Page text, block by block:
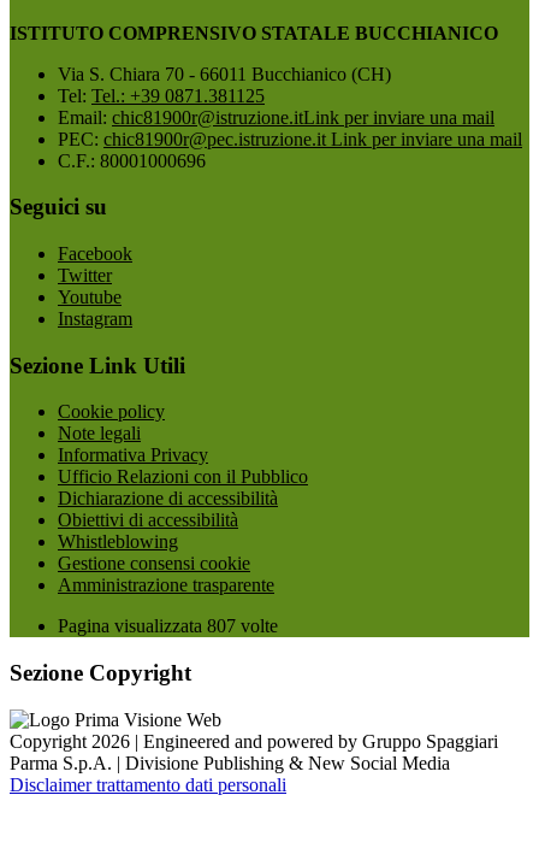
ISTITUTO COMPRENSIVO STATALE BUCCHIANICO
Via S. Chiara 70 - 66011 Bucchianico (CH)
Tel: Tel.: +39 0871.381125
Email: chic81900r@istruzione.itLink per inviare una mail
PEC: chic81900r@pec.istruzione.it Link per inviare una mail
C.F.: 80001000696
Seguici su
Facebook
Twitter
Youtube
Instagram
Sezione Link Utili
Cookie policy
Note legali
Informativa Privacy
Ufficio Relazioni con il Pubblico
Dichiarazione di accessibilità
Obiettivi di accessibilità
Whistleblowing
Gestione consensi cookie
Amministrazione trasparente
Pagina visualizzata 807 volte
Sezione Copyright
Copyright 2026 | Engineered and powered by Gruppo Spaggiari
Parma S.p.A. | Divisione Publishing & New Social Media
Disclaimer trattamento dati personali